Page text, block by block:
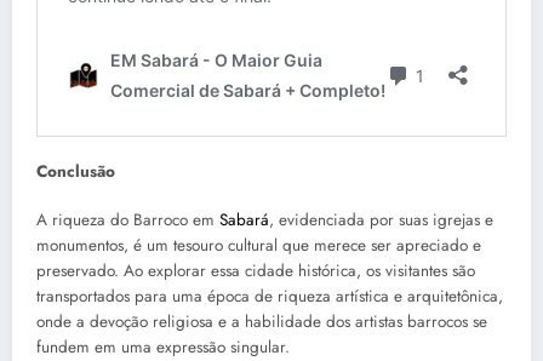
Conclusão
A riqueza do Barroco em Sabará, evidenciada por suas igrejas e
monumentos, é um tesouro cultural que merece ser apreciado e
preservado. Ao explorar essa cidade histórica, os visitantes são
transportados para uma época de riqueza artística e arquitetônica,
onde a devoção religiosa e a habilidade dos artistas barrocos se
fundem em uma expressão singular.